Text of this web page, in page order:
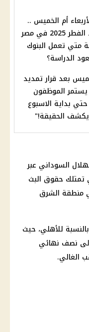
أم الخميس ..
موعد انتهاء إجازة عيد الفطر 2025 في مصر
متي تعمل البنوك
الدراسة؟
بعد قرار تمديد
الموظفون
بداية الاسبوع
يكشف الحقيقة!"
السوداني عبر
حقوق البث
منطقة الشرق
للأهلي، حيث
نصف نهائي
الغالي.